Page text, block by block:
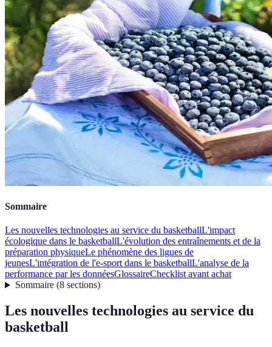
Sommaire
Les nouvelles technologies au service du basketballL'impact
écologique dans le basketballL'évolution des entraînements et de la
préparation physiqueLe phénomène des ligues de
jeunesL'intégration de l'e-sport dans le basketballL'analyse de la
performance par les donnéesGlossaireChecklist avant achat
Sommaire(8 sections)
Les nouvelles technologies au service du
basketball